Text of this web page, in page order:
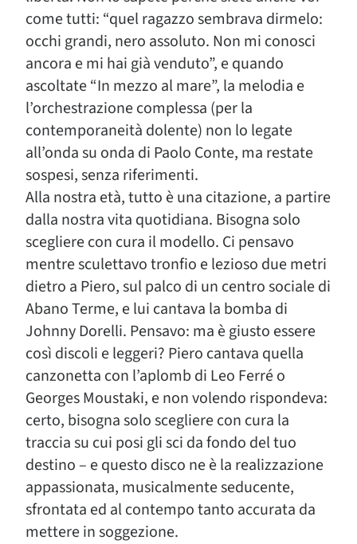
come tutti: “quel ragazzo sembrava dirmelo:
occhi grandi, nero assoluto. Non mi conosci
ancora e mi hai già venduto”, e quando
ascoltate “In mezzo al mare”, la melodia e
l’orchestrazione complessa (per la
contemporaneità dolente) non lo legate
all’onda su onda di Paolo Conte, ma restate
sospesi, senza riferimenti.
Alla nostra età, tutto è una citazione, a partire
dalla nostra vita quotidiana. Bisogna solo
scegliere con cura il modello. Ci pensavo
mentre sculettavo tronfio e lezioso due metri
dietro a Piero, sul palco di un centro sociale di
Abano Terme, e lui cantava la bomba di
Johnny Dorelli. Pensavo: ma è giusto essere
così discoli e leggeri? Piero cantava quella
canzonetta con l’aplomb di Leo Ferré o
Georges Moustaki, e non volendo rispondeva:
certo, bisogna solo scegliere con cura la
traccia su cui posi gli sci da fondo del tuo
destino – e questo disco ne è la realizzazione
appassionata, musicalmente seducente,
sfrontata ed al contempo tanto accurata da
mettere in soggezione.